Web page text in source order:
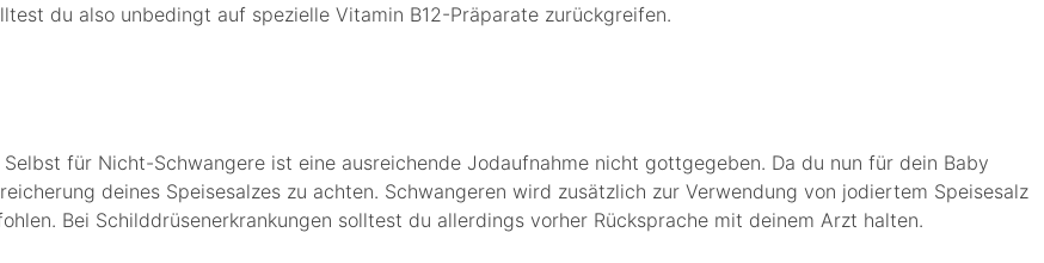
du also unbedingt auf spezielle Vitamin B12-Präparate zurückgreifen.
für Nicht-Schwangere ist eine ausreichende Jodaufnahme nicht gottgegeben. Da du nun für dein Baby
deines Speisesalzes zu achten. Schwangeren wird zusätzlich zur Verwendung von jodiertem Speisesalz
Bei Schilddrüsenerkrankungen solltest du allerdings vorher Rücksprache mit deinem Arzt halten.